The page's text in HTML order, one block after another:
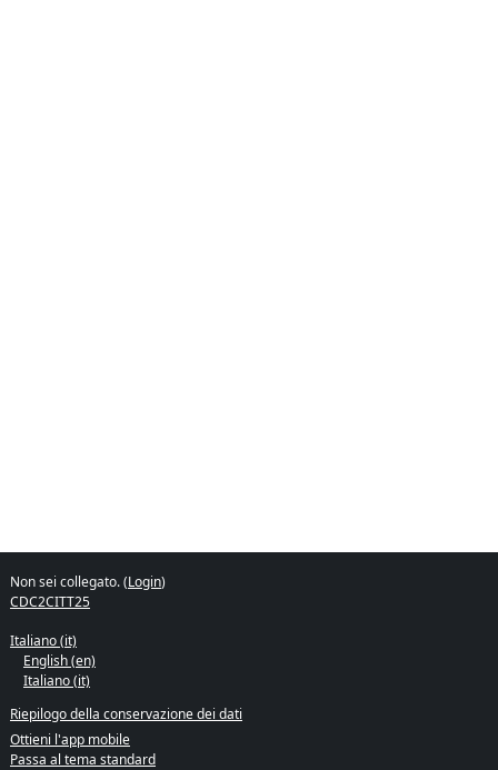
Non sei collegato. (Login)
CDC2CITT25
Italiano ‎(it)‎
English ‎(en)‎
Italiano ‎(it)‎
Riepilogo della conservazione dei dati
Ottieni l'app mobile
Passa al tema standard